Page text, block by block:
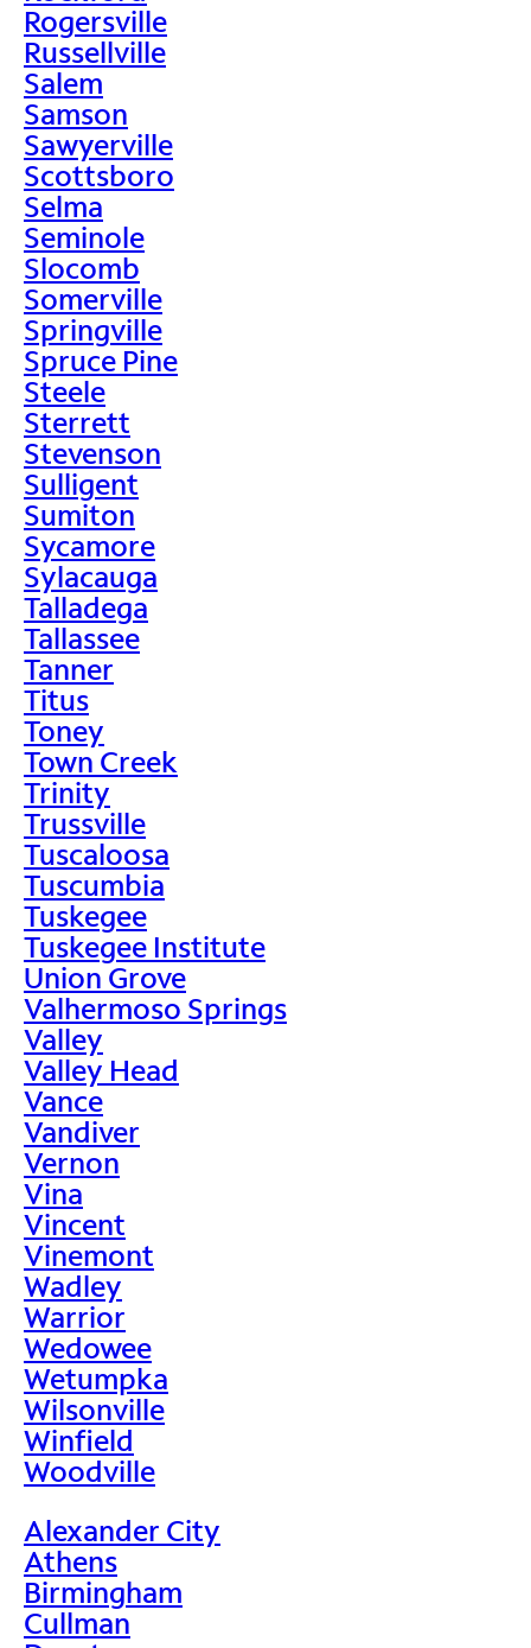
Rogersville
Russellville
Salem
Samson
Sawyerville
Scottsboro
Selma
Seminole
Slocomb
Somerville
Springville
Spruce Pine
Steele
Sterrett
Stevenson
Sulligent
Sumiton
Sycamore
Sylacauga
Talladega
Tallassee
Tanner
Titus
Toney
Town Creek
Trinity
Trussville
Tuscaloosa
Tuscumbia
Tuskegee
Tuskegee Institute
Union Grove
Valhermoso Springs
Valley
Valley Head
Vance
Vandiver
Vernon
Vina
Vincent
Vinemont
Wadley
Warrior
Wedowee
Wetumpka
Wilsonville
Winfield
Woodville
Alexander City
Athens
Birmingham
Cullman